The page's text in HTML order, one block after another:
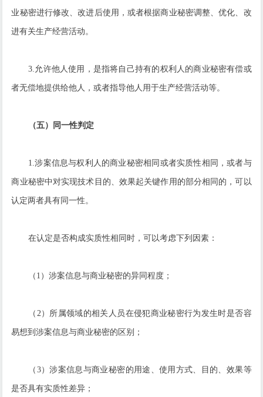
业秘密进行修改、改进后使用，或者根据商业秘密调整、优化、改
进有关生产经营活动。
3.允许他人使用，是指将自己持有的权利人的商业秘密有偿或
者无偿地提供给他人，或者指导他人用于生产经营活动等。
（五）同一性判定
1.涉案信息与权利人的商业秘密相同或者实质性相同，或者与
商业秘密中对实现技术目的、效果起关键作用的部分相同的，可以
认定两者具有同一性。
在认定是否构成实质性相同时，可以考虑下列因素：
（1）涉案信息与商业秘密的异同程度；
（2）所属领域的相关人员在侵犯商业秘密行为发生时是否容
易想到涉案信息与商业秘密的区别；
（3）涉案信息与商业秘密的用途、使用方式、目的、效果等
是否具有实质性差异；